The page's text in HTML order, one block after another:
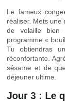
Le fameux
réaliser. Mets une
de volaille bien
programme «
Tu obtiendras
réconfortante.
sésame et de
déjeuner ultime.
Jour 3 : Le